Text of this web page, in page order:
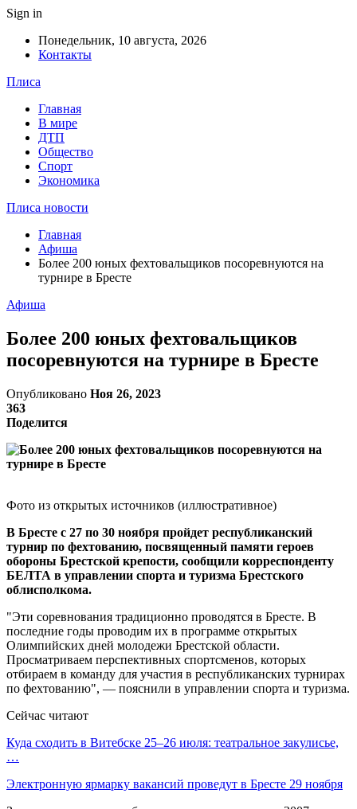
Sign in
Понедельник, 10 августа, 2026
Контакты
Плиса
Главная
В мире
ДТП
Общество
Спорт
Экономика
Плиса новости
Главная
Афиша
Более 200 юных фехтовальщиков посоревнуются на
турнире в Бресте
Афиша
Более 200 юных фехтовальщиков
посоревнуются на турнире в Бресте
Опубликовано Ноя 26, 2023
363
Поделится
Фото из открытых источников (иллюстративное)
В Бресте с 27 по 30 ноября пройдет республиканский
турнир по фехтованию, посвященный памяти героев
обороны Брестской крепости, сообщили корреспонденту
БЕЛТА в управлении спорта и туризма Брестского
облисполкома.
"Эти соревнования традиционно проводятся в Бресте. В
последние годы проводим их в программе открытых
Олимпийских дней молодежи Брестской области.
Просматриваем перспективных спортсменов, которых
отбираем в команду для участия в республиканских турнирах
по фехтованию", — пояснили в управлении спорта и туризма.
Сейчас читают
Куда сходить в Витебске 25–26 июля: театральное закулисье,
…
Электронную ярмарку вакансий проведут в Бресте 29 ноября